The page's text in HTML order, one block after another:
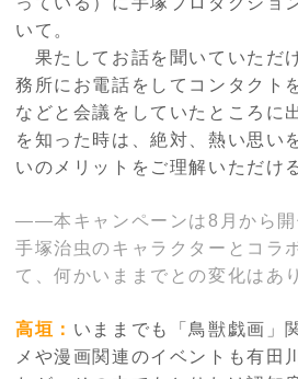
いて。
果たしてお話を聞いていただ
務所にお電話をしてコンタクト
などと会議をしていたところに
を知った時は、絶対、熱い思い
いのメリットをご理解いただけ
――本キャンペーンは8月から開
手塚治虫のキャラクターとコラ
て、何かいままでとの変化はあ
高垣： いままでも「鳥獣戯画」
メや漫画関連のイベントも有田